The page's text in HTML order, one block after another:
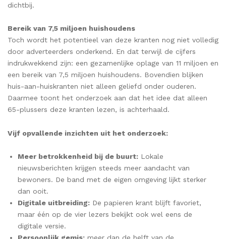
dichtbij.
Bereik van 7,5 miljoen huishoudens
Toch wordt het potentieel van deze kranten nog niet volledig
door adverteerders onderkend. En dat terwijl de cijfers
indrukwekkend zijn: een gezamenlijke oplage van 11 miljoen en
een bereik van 7,5 miljoen huishoudens. Bovendien blijken
huis-aan-huiskranten niet alleen geliefd onder ouderen.
Daarmee toont het onderzoek aan dat het idee dat alleen
65-plussers deze kranten lezen, is achterhaald.
Vijf opvallende inzichten uit het onderzoek:
Meer betrokkenheid bij de buurt: Lokale
nieuwsberichten krijgen steeds meer aandacht van
bewoners. De band met de eigen omgeving lijkt sterker
dan ooit.
Digitale uitbreiding: De papieren krant blijft favoriet,
maar één op de vier lezers bekijkt ook wel eens de
digitale versie.